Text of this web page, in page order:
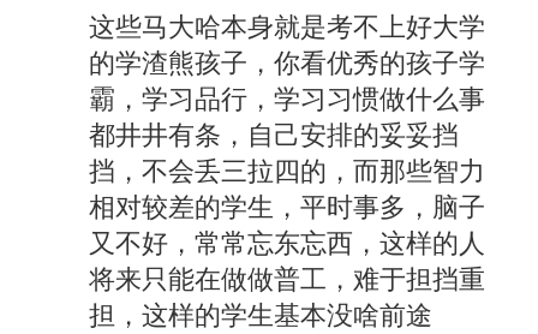
这些马大哈本身就是考不上好大学
的学渣熊孩子，你看优秀的孩子学
霸，学习品行，学习习惯做什么事
都井井有条，自己安排的妥妥挡
挡，不会丢三拉四的，而那些智力
相对较差的学生，平时事多，脑子
又不好，常常忘东忘西，这样的人
将来只能在做做普工，难于担挡重
担，这样的学生基本没啥前途